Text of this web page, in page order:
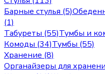
Барные стулья (5)
(1)
Табуреты (55)Тумбы и
Комоды (34)Тумбы (55)
Хранение (8)
Органайзеры для